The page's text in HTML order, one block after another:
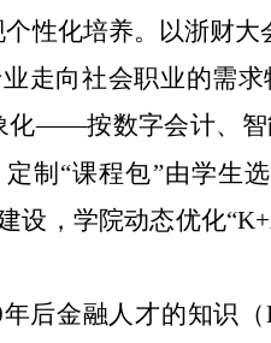
性化培养。以浙财
走向社会职业的需
化——按数字会计、
制“课程包”由学生
设，学院动态优化
年后金融人才的知识